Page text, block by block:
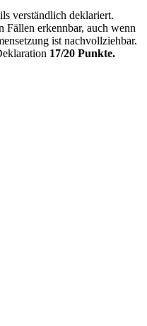
verständlich deklariert.
Fällen erkennbar, auch wenn
ist nachvollziehbar.
17/20 Punkte.